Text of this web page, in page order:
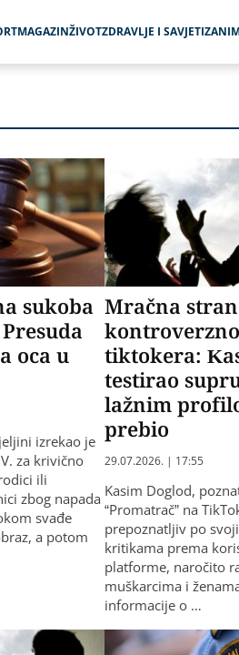
MAGAZINŽIVOTZDRAVLJE I SAVJETI
sukoba
oca u
izrekao je
za krivično
ili
zbog napada
svađe
a potom
Mračna
tiktokera:
testirao
lažnim
prebio
29.07.2026. | 17:55
Kasim Doglod,
“Promatrač” na
prepoznatljiv po
kritikama prema
platforme, naročito
muškarcima i
informacije o …